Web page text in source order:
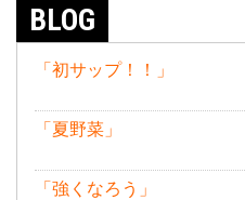
BLOG
「初サップ！！」
「夏野菜」
「強くなろう」